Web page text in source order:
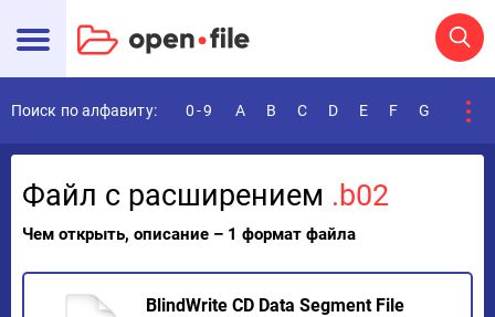
Поиск по алфавиту: 0-9 A B C D E F G
Файл с расширением .b02
Чем открыть, описание – 1 формат файла
BlindWrite CD Data Segment File